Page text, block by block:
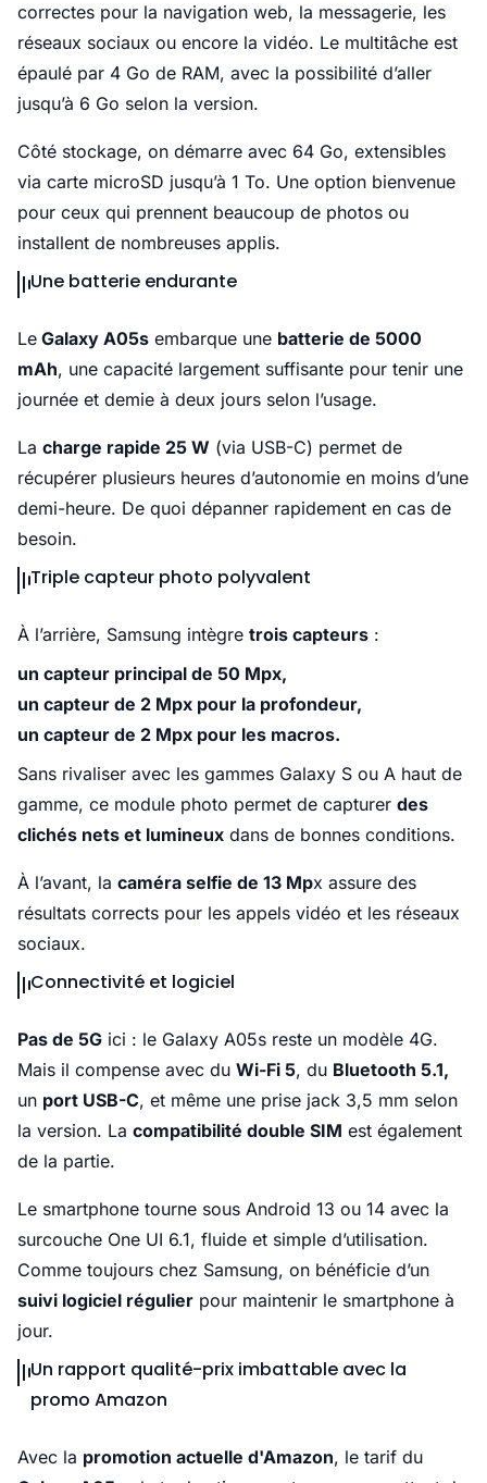
correctes pour la navigation web, la messagerie, les
réseaux sociaux ou encore la vidéo. Le multitâche est
épaulé par 4 Go de RAM, avec la possibilité d’aller
jusqu’à 6 Go selon la version.
Côté stockage, on démarre avec 64 Go, extensibles
via carte microSD jusqu’à 1 To. Une option bienvenue
pour ceux qui prennent beaucoup de photos ou
installent de nombreuses applis.
Une batterie endurante
Le Galaxy A05s embarque une batterie de 5000
mAh, une capacité largement suffisante pour tenir une
journée et demie à deux jours selon l’usage.
La charge rapide 25 W (via USB-C) permet de
récupérer plusieurs heures d’autonomie en moins d’une
demi-heure. De quoi dépanner rapidement en cas de
besoin.
Triple capteur photo polyvalent
À l’arrière, Samsung intègre trois capteurs :
un capteur principal de 50 Mpx,
un capteur de 2 Mpx pour la profondeur,
un capteur de 2 Mpx pour les macros.
Sans rivaliser avec les gammes Galaxy S ou A haut de
gamme, ce module photo permet de capturer des
clichés nets et lumineux dans de bonnes conditions.
À l’avant, la caméra selfie de 13 Mpx assure des
résultats corrects pour les appels vidéo et les réseaux
sociaux.
Connectivité et logiciel
Pas de 5G ici : le Galaxy A05s reste un modèle 4G.
Mais il compense avec du Wi-Fi 5, du Bluetooth 5.1,
un port USB-C, et même une prise jack 3,5 mm selon
la version. La compatibilité double SIM est également
de la partie.
Le smartphone tourne sous Android 13 ou 14 avec la
surcouche One UI 6.1, fluide et simple d’utilisation.
Comme toujours chez Samsung, on bénéficie d’un
suivi logiciel régulier pour maintenir le smartphone à
jour.
Un rapport qualité-prix imbattable avec la
promo Amazon
Avec la promotion actuelle d'Amazon, le tarif du